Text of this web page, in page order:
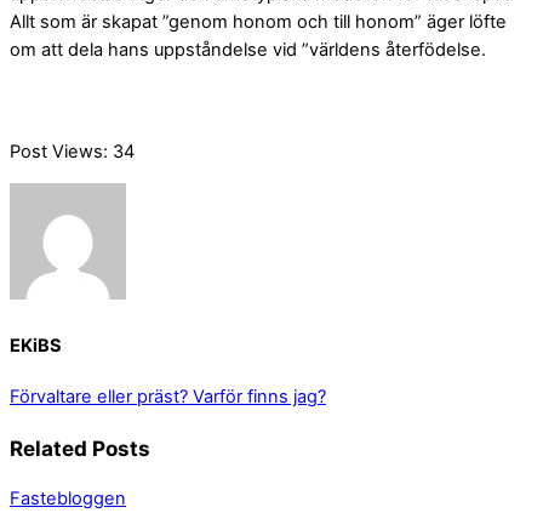
Allt som är skapat ”genom honom och till honom” äger löfte
om att dela hans uppståndelse vid ”världens återfödelse.
Post Views: 34
EKiBS
Förvaltare eller präst? Varför finns jag?
Related Posts
Fastebloggen